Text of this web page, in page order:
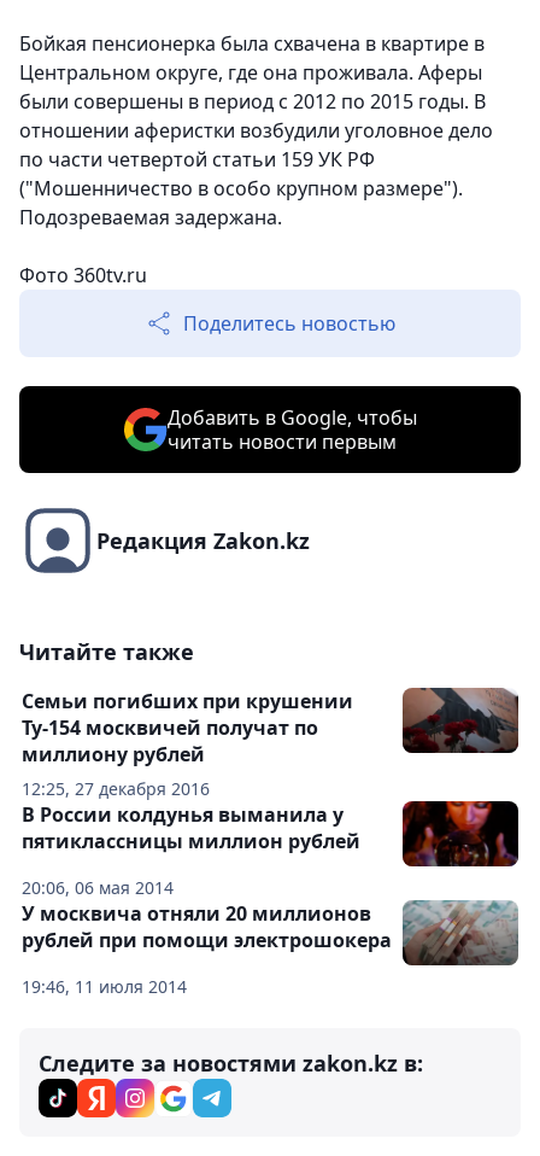
Бойкая пенсионерка была схвачена в квартире в
Центральном округе, где она проживала. Аферы
были совершены в период с 2012 по 2015 годы. В
отношении аферистки возбудили уголовное дело
по части четвертой статьи 159 УК РФ
("Мошенничество в особо крупном размере").
Подозреваемая задержана.
Фото 360tv.ru
Поделитесь новостью
Добавить в Google, чтобы
читать новости первым
Редакция Zakon.kz
Читайте также
12:25, 27 декабря 2016
Семьи погибших при крушении
Ту-154 москвичей получат по
миллиону рублей
20:06, 06 мая 2014
В России колдунья выманила у
пятиклассницы миллион рублей
19:46, 11 июля 2014
У москвича отняли 20 миллионов
рублей при помощи электрошокера
Следите за новостями zakon.kz в: